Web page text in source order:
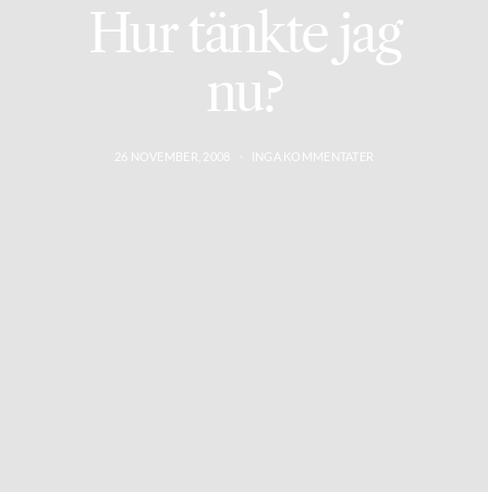
Hur tänkte jag
nu?
26 NOVEMBER, 2008 INGA KOMMENTATER